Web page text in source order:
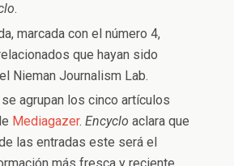
.
marcada con el número 4,
que hayan sido
Nieman Journalism Lab.
agrupan los cinco artículos
Mediagazer.Encyclo aclara que
las entradas este será el
más fresca y reciente.